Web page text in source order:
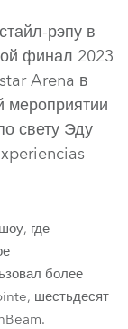
рэпу в
финал 2023
Arena в
мероприятии
свету Эду
где
более
шестьдесят